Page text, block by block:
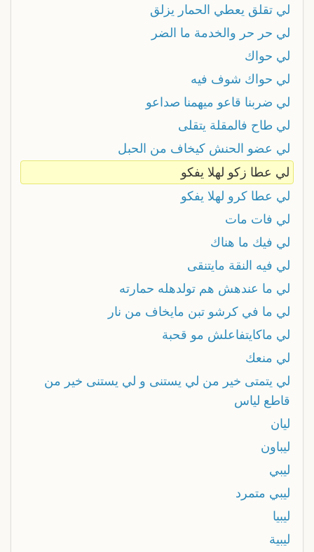
لي تقلق يعطي الحمار يزلق
لي حر حر والخدمة ما الضر
لي حواك
لي حواك شوف فيه
لي ضربنا قاعو ميهمنا صداعو
لي طاح فالمقلة يتقلى
لي عضو الحنش كيخاف من الحبل
لي عطا زكو لهلا يفكو
لي عطا كرو لهلا يفكو
لي فات مات
لي فيك ما هناك
لي فيه النقة مايتنقى
لي ما عندهش هم تولدهله حمارته
لي ما في كرشو تبن مايخاف من نار
لي ماكايتفاعلش مو قحبة
لي منعك
لي يتمتى خير من لي يستنى و لي يستنى خير من
قاطع لياس
ليان
ليباون
ليبي
ليبي متمرد
ليبيا
ليبية